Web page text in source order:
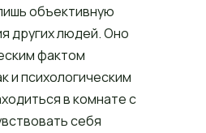
объективную
других людей. Оно
фактом
и психологическим
в комнате с
себя